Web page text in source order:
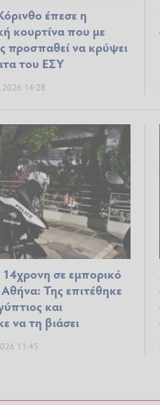
έπεσε η
κουρτίνα που με
προσπαθεί να κρύψει
του ΕΣΥ
14:28
14χρονη σε εμπορικό
Της επιτέθηκε
και
να τη βιάσει
11:45